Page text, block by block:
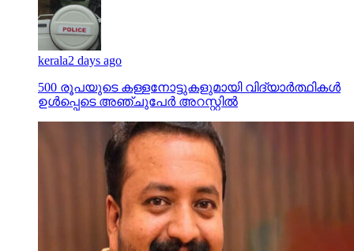
kerala2 days ago
500 രൂപയുടെ കള്ളനോട്ടുകളുമായി വിദ്യാര്‍ത്ഥികള്‍
ഉള്‍പ്പെടെ അഞ്ചുപേര്‍ അറസ്റ്റില്‍